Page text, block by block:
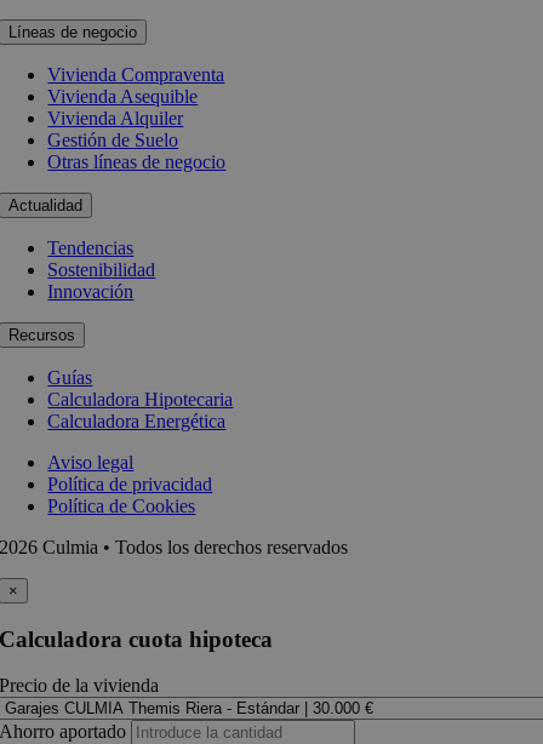
Líneas de negocio
Vivienda Compraventa
Vivienda Asequible
Vivienda Alquiler
Gestión de Suelo
Otras líneas de negocio
Actualidad
Tendencias
Sostenibilidad
Innovación
Recursos
Guías
Calculadora Hipotecaria
Calculadora Energética
Aviso legal
Política de privacidad
Política de Cookies
2026 Culmia • Todos los derechos reservados
×
Calculadora cuota hipoteca
Precio de la vivienda
Ahorro aportado